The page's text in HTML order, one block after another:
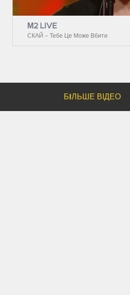
М2 LIVE
СКАЙ – Тебе Це Може Вбити
БIЛЬШЕ ВІДЕО